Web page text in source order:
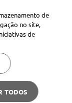
Solar
de
no site,
de
TODOS